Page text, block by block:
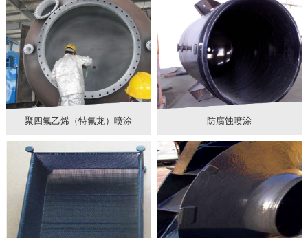
聚四氟乙烯（特氟龙）喷涂 防腐蚀喷涂